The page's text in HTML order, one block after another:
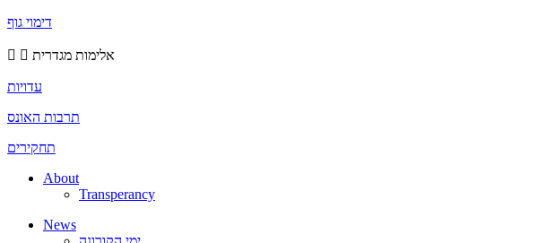
דימוי גוף
אלימות מגדרית
עדויות
תרבות האונס
תחקירים
About
Transperancy
News